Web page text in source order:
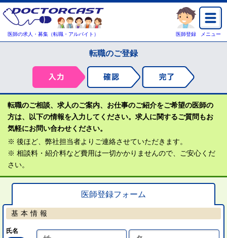
医師の求人・募集（転職・アルバイト） 医師登録 メニュー
転職のご登録
転職のご相談、求人のご案内、お仕事のご紹介をご希望の医師の
方は、以下の情報を入力してください。求人に関するご質問もお
気軽にお問い合わせください。
※ 後ほど、弊社担当者よりご連絡させていただきます。
※ 相談料・紹介料など費用は一切かかりませんので、ご安心くだ
さい。
医師登録フォーム
基本情報
氏名